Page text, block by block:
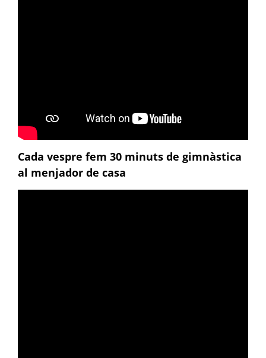
Cada vespre fem 30 minuts de gimnàstica
al menjador de casa